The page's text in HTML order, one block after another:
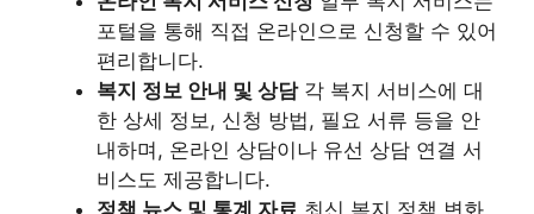
포털을 통해 직접 온라인으로 신청할 수 있어
편리합니다.
복지 정보 안내 및 상담각 복지 서비스에 대
한 상세 정보, 신청 방법, 필요 서류 등을 안
내하며, 온라인 상담이나 유선 상담 연결 서
비스도 제공합니다.
정책 뉴스 및 통계 자료 최신 복지 정책 변화,